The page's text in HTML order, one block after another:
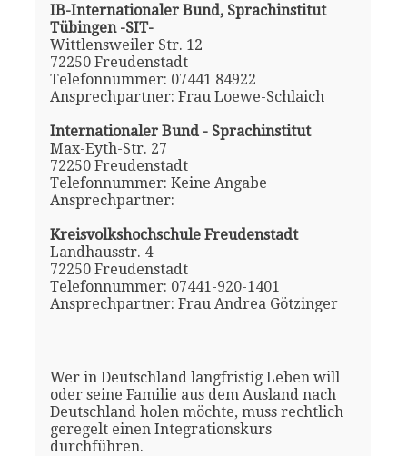
IB-Internationaler Bund, Sprachinstitut
Tübingen -SIT-
Wittlensweiler Str. 12
72250 Freudenstadt
Telefonnummer: 07441 84922
Ansprechpartner: Frau Loewe-Schlaich
Internationaler Bund - Sprachinstitut
Max-Eyth-Str. 27
72250 Freudenstadt
Telefonnummer: Keine Angabe
Ansprechpartner:
Kreisvolkshochschule Freudenstadt
Landhausstr. 4
72250 Freudenstadt
Telefonnummer: 07441-920-1401
Ansprechpartner: Frau Andrea Götzinger
Wer in Deutschland langfristig Leben will
oder seine Familie aus dem Ausland nach
Deutschland holen möchte, muss rechtlich
geregelt einen Integrationskurs
durchführen.